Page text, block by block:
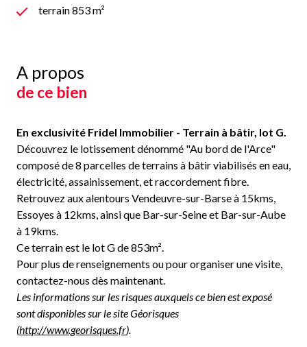
terrain 853 m²
A propos
de ce bien
En exclusivité Fridel Immobilier - Terrain à bâtir, lot G.
Découvrez le lotissement dénommé "Au bord de l'Arce"
composé de 8 parcelles de terrains à bâtir viabilisés en eau,
électricité, assainissement, et raccordement fibre.
Retrouvez aux alentours Vendeuvre-sur-Barse à 15kms,
Essoyes à 12kms, ainsi que Bar-sur-Seine et Bar-sur-Aube
à 19kms.
Ce terrain est le lot G de 853m².
Pour plus de renseignements ou pour organiser une visite,
contactez-nous dès maintenant.
Les informations sur les risques auxquels ce bien est exposé
sont disponibles sur le site Géorisques
(http://www.georisques.fr).